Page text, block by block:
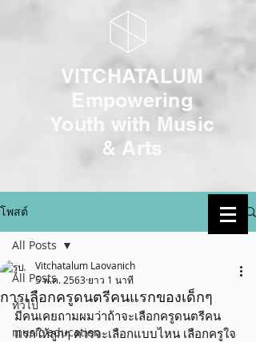
VITCHATALUM
Empowering
Youth with Music
& Arts
โพสต์
All Posts
ทั่วไป
music education
All Posts
การเลือกครูดนตรีคนแรกของเด็กๆ
Vitchatalum Laovanich
5 พ.ค. 2563 ยาว 1 นาที
มีคนเคยถามผมว่าถ้าจะเลือกครูดนตรีคน
แรกให้ลูกๆ ควรจะเลือกแบบไหน เลือกครูใจ